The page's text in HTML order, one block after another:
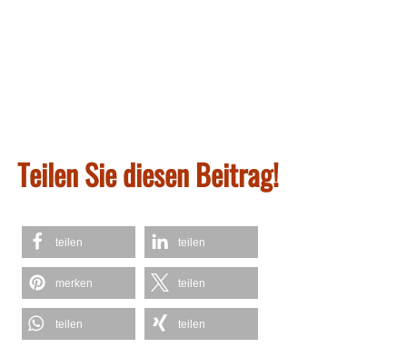
Teilen Sie diesen Beitrag!
teilen teilen
merken teilen
teilen teilen